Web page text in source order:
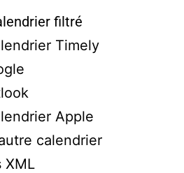
filtré
Timely
Apple
calendrier
XML